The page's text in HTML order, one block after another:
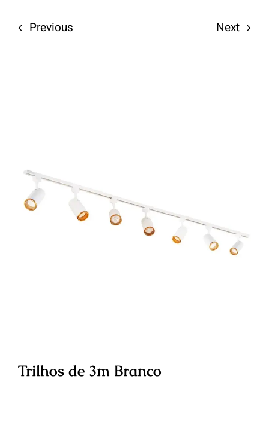
Previous Next
Trilhos de 3m Branco